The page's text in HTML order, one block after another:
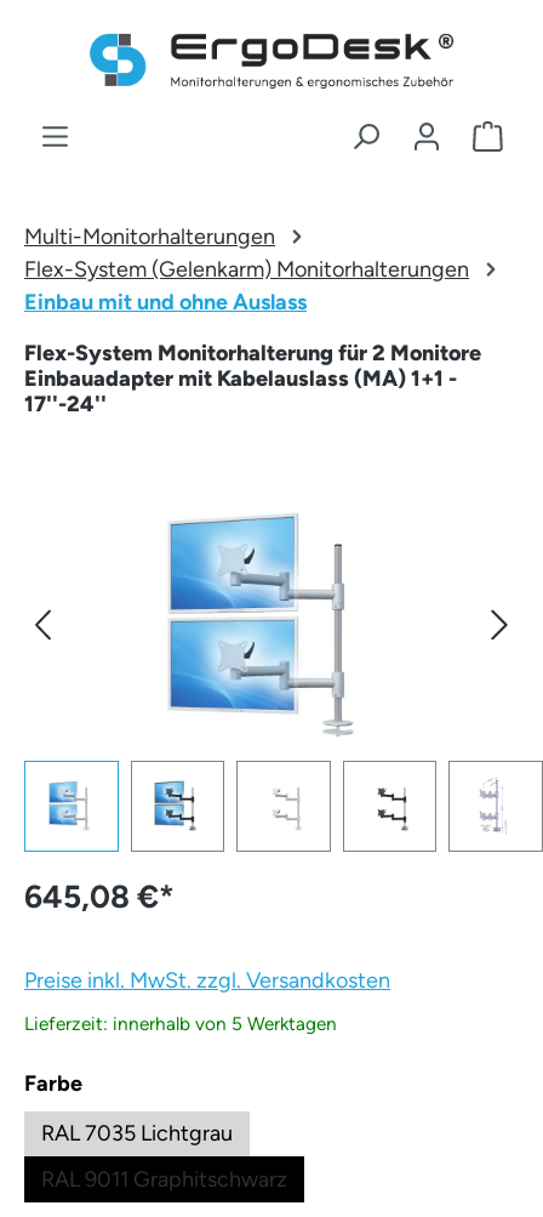
Zum Hauptinhalt springen
Multi-Monitorhalterungen
Flex-System (Gelenkarm) Monitorhalterungen
Einbau mit und ohne Auslass
Flex-System Monitorhalterung für 2 Monitore
Einbauadapter mit Kabelauslass (MA) 1+1 -
17''-24''
645,08 €*
Preise inkl. MwSt. zzgl. Versandkosten
Lieferzeit: innerhalb von 5 Werktagen
Farbeauswählen
RAL 7035 Lichtgrau
RAL 9011 Graphitschwarz